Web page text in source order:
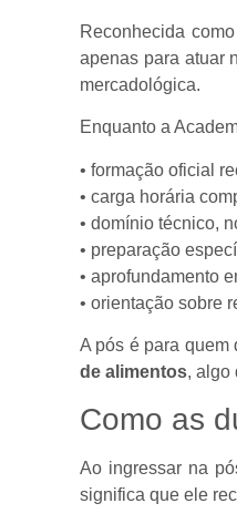
Reconhecida
apenas para atuar
mercadológica.
Enquanto a
• formação oficial
• carga horária
• domínio técnico,
• preparação
• aprofundamento
• orientação sobre
A pós é para quem
de alimentos, algo
Como as
Ao ingressar na
significa que ele